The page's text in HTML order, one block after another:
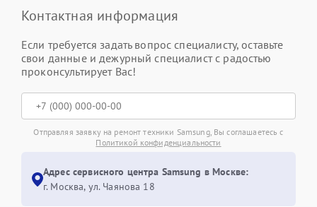
Контактная информация
Если требуется задать вопрос специалисту, оставьте
свои данные и дежурный специалист с радостью
проконсультирует Вас!
Отправляя заявку на ремонт техники Samsung, Вы соглашаетесь с
Политикой конфиденциальности
Адрес сервисного центра Samsung в Москве:
г. Москва, ул. Чаянова 18